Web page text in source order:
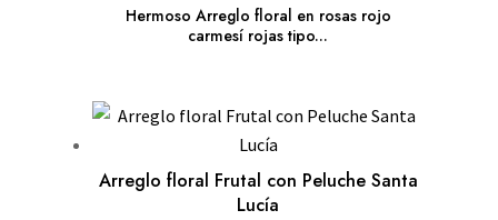
Hermoso Arreglo floral en rosas rojo
carmesí rojas tipo...
Arreglo floral Frutal con Peluche Santa
Lucía